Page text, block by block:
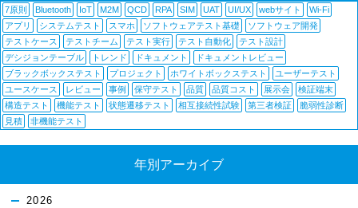
7原則 Bluetooth IoT M2M QCD RPA SIM UAT UI/UX webサイト
Wi-Fi
アプリ
システムテスト スマホ ソフトウェアテスト基礎
ソフトウェア開発
テストケース
テストチーム テスト実行 テスト自動化
テスト設計
デシジョンテーブル
トレンド ドキュメント
ドキュメントレビュー
ブラックボックステスト
プロジェクト ホワイトボックステスト
ユーザーテスト
ユースケース
レビュー 事例 保守テスト 品質 品質コスト 展示会
検証端末
構造テスト
機能テスト 状態遷移テスト 相互接続性試験 第三者検証
脆弱性診断
見積
非機能テスト
年別アーカイブ
2026